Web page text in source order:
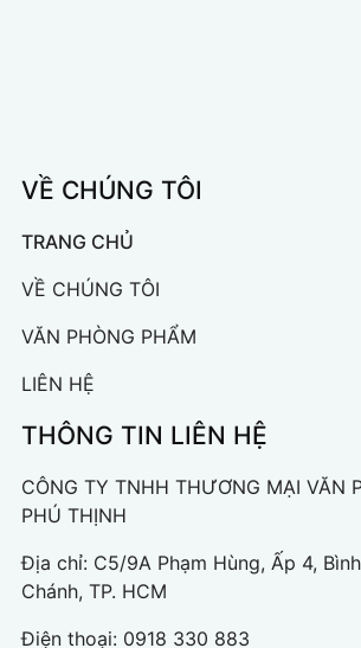
VỀ CHÚNG TÔI
TRANG CHỦ
VỀ CHÚNG TÔI
VĂN PHÒNG PHẨM
LIÊN HỆ
THÔNG TIN LIÊN HỆ
CÔNG TY TNHH THƯƠNG MẠI VĂN
PHÚ THỊNH
Địa chỉ: C5/9A Phạm Hùng, Ấp 4,
Chánh, TP. HCM
Điện thoại: 0918 330 883